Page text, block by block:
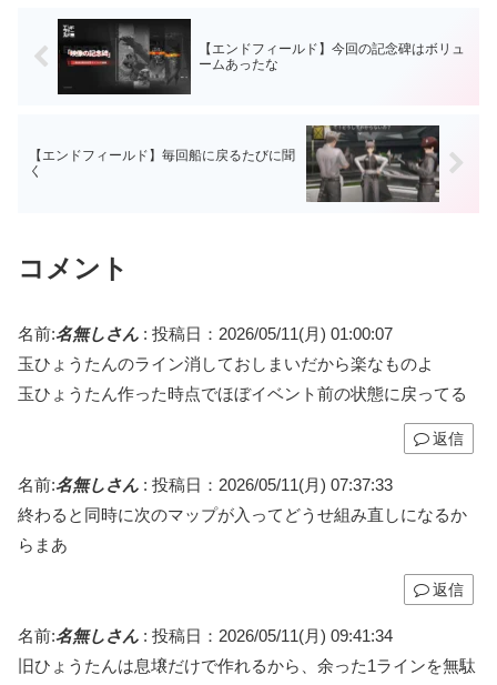
【エンドフィールド】今回の記念碑はボリュ
ームあったな
【エンドフィールド】毎回船に戻るたびに聞
く
コメント
名前:名無しさん : 投稿日：2026/05/11(月) 01:00:07
玉ひょうたんのライン消しておしまいだから楽なものよ
玉ひょうたん作った時点でほぼイベント前の状態に戻ってる
返信
名前:名無しさん : 投稿日：2026/05/11(月) 07:37:33
終わると同時に次のマップが入ってどうせ組み直しになるか
らまあ
返信
名前:名無しさん : 投稿日：2026/05/11(月) 09:41:34
旧ひょうたんは息壌だけで作れるから、余った1ラインを無駄